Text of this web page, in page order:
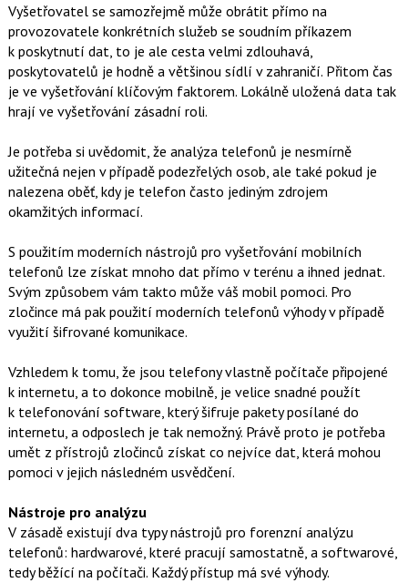
Vyšetřovatel se samozřejmě může obrátit přímo na
provozovatele konkrétních služeb se soudním příkazem
k poskytnutí dat, to je ale cesta velmi zdlouhavá,
poskytovatelů je hodně a většinou sídlí v zahraničí. Přitom čas
je ve vyšetřování klíčovým faktorem. Lokálně uložená data tak
hrají ve vyšetřování zásadní roli.
Je potřeba si uvědomit, že analýza telefonů je nesmírně
užitečná nejen v případě podezřelých osob, ale také pokud je
nalezena oběť, kdy je telefon často jediným zdrojem
okamžitých informací.
S použitím moderních nástrojů pro vyšetřování mobilních
telefonů lze získat mnoho dat přímo v terénu a ihned jednat.
Svým způsobem vám takto může váš mobil pomoci. Pro
zločince má pak použití moderních telefonů výhody v případě
využití šifrované komunikace.
Vzhledem k tomu, že jsou telefony vlastně počítače připojené
k internetu, a to dokonce mobilně, je velice snadné použít
k telefonování software, který šifruje pakety posílané do
internetu, a odposlech je tak nemožný. Právě proto je potřeba
umět z přístrojů zločinců získat co nejvíce dat, která mohou
pomoci v jejich následném usvědčení.
Nástroje pro analýzu
V zásadě existují dva typy nástrojů pro forenzní analýzu
telefonů: hardwarové, které pracují samostatně, a softwarové,
tedy běžící na počítači. Každý přístup má své výhody.